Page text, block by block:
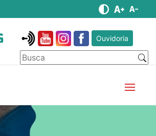
Ouvidoria